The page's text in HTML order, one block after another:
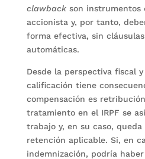
clawbackson instrumentos
accionista y, por tanto,
forma efectiva, sin
automáticas.
Desde la perspectiva fiscal
calificación tiene
compensación es
tratamiento en el IRPF se
trabajo y, en su caso,
retención aplicable. Si, en
indemnización, podría